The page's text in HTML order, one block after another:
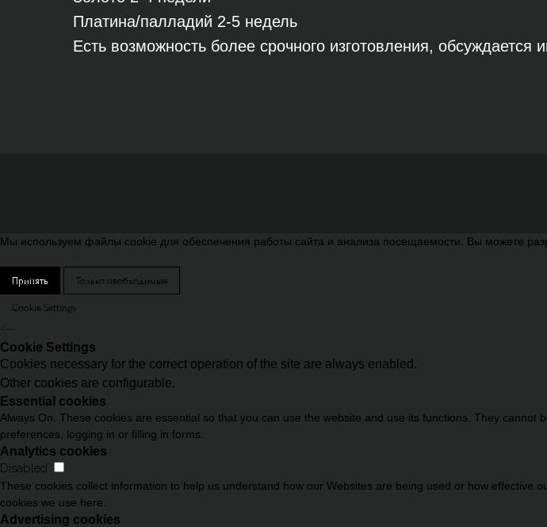
Платина/палладий 2-5 недель
Есть возможность более срочного изготовления, обсуждается
Мы используем файлы cookie для обеспечения работы сайта и анализа посещаемости. Вы можете
Принять Только необходимые
Cookie Settings
Cookie Settings
Cookies necessary for the correct operation of the site are always enabled.
Other cookies are configurable.
Essential cookies
Always On. These cookies are essential so that you can use the website and use its functions. They
preferences, logging in or filling in forms.
Analytics cookies
Disabled
These cookies collect information to help us understand how our Websites are being used or how
cookies we use here.
Advertising cookies